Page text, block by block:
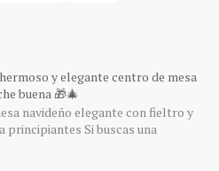
y elegante centro de mesa
buena 🎁🎄
navideño elegante con fieltro y
principiantes Si buscas una